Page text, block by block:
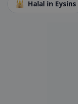
🕌 Halal in Eysins